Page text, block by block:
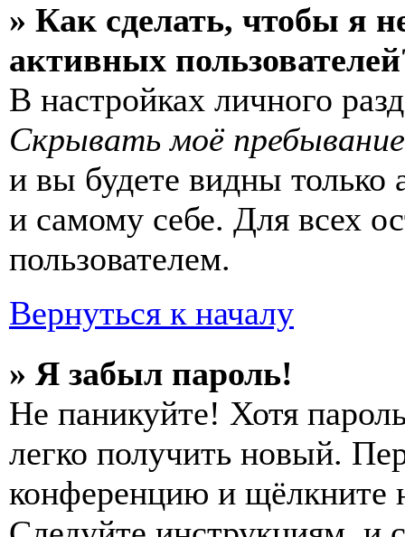
» Как сделать, чтобы я
активных
В настройках личного
Скрывать моё
и вы будете видны только
и самому себе. Для всех
пользователем.
Вернуться к началу
» Я забыл пароль!
Не паникуйте! Хотя
легко получить новый.
конференцию и щёлкните